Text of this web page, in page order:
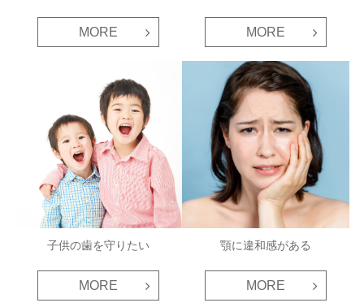
MORE MORE
子供の歯を守りたい
MORE
顎に違和感がある
MORE